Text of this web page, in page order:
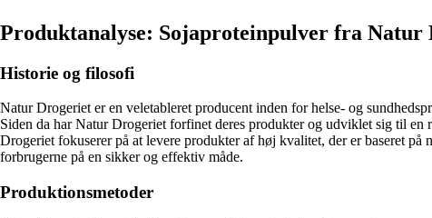
Produktanalyse: Sojaproteinpulver fra Natur
Historie og filosofi
Natur Drogeriet er en veletableret producent inden for helse- og
Siden da har Natur Drogeriet forfinet deres produkter og udviklet sig til
Drogeriet fokuserer på at levere produkter af høj kvalitet, der er baseret
forbrugerne på en sikker og effektiv måde.
Produktionsmetoder